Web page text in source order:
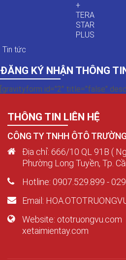
+
TERA
STAR
PLUS
Tin tức
ĐĂNG KÝ NHẬN THÔNG
[gravityform id="2" title="false"
THÔNG TIN LIÊN HỆ
CÔNG TY TNHH ÔTÔ
Địa chỉ: 666/10 QL 91B (
Phường Long Tuyền, Tp.
Hotline: 0907.529.899 -
Email:
Website: ototruongvu.com
xetaimientay.com